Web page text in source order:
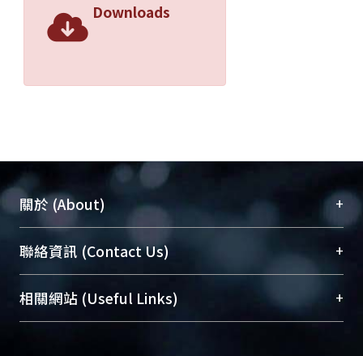
Downloads
關於 (About) +
臺大位居世界頂尖大學之列，為永久珍藏及向國際
展現本校豐碩的研究成果及學術能量，圖書館整合
機構典藏（NTUR）與學術庫（AH）不同功能平
台，成為臺大學術典藏NTU scholars。期能整合研
聯絡資訊 (Contact Us) +
總館學科館員(Main Library)
醫學圖書館學科館員(Medical Library)
相關網站 (Useful Links) +